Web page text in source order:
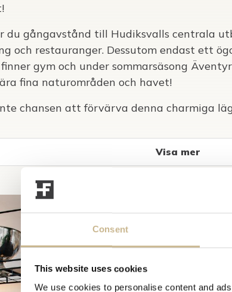
Consent
This website uses cookies
We use cookies to personalise content and
du gångavstånd till Hudiksvalls centrala
och restauranger. Dessutom endast ett
gym och under sommarsäsong
fina naturområden och havet!
chansen att förvärva denna charmiga
Visa mer